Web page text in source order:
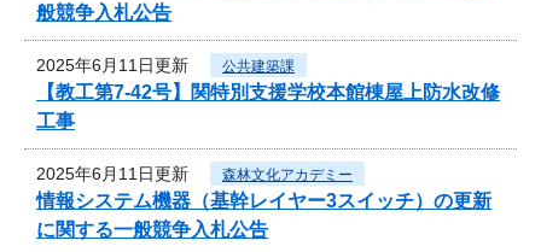
般競争入札公告
2025年6月11日更新 公共建築課
【教工第7-42号】関特別支援学校本館棟屋上防水改修
工事
2025年6月11日更新 森林文化アカデミー
情報システム機器（基幹レイヤー3スイッチ）の更新
に関する一般競争入札公告